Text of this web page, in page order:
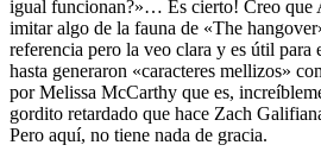
igual funcionan?»… Es cierto! Creo que
imitar algo de la fauna de «The
referencia pero la veo clara y es útil para
hasta generaron «caracteres mellizos»
por Melissa McCarthy que es,
gordito retardado que hace Zach
Pero aquí, no tiene nada de gracia.